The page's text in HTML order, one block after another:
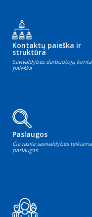
Kontaktų paieška ir
struktūra
Savivaldybės darbuotojų
paieška
Paslaugos
Čia rasite savivaldybės
paslaugas